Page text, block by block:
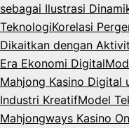
sebagai Ilustrasi
TeknologiKorelasi
Dikaitkan dengan
Era Ekonomi Digital
Mahjong Kasino Digital
Industri KreatifModel
Mahjongways Kasino